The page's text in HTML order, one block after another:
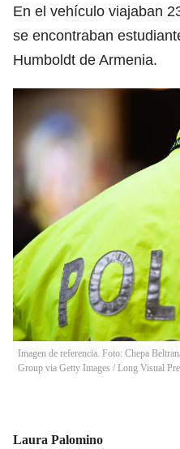
En el vehículo viajaban
se encontraban
Humboldt de Armenia.
Imagen de referencia. Foto: Chepa
Group via Getty Images / Long Visual
Laura Palomino